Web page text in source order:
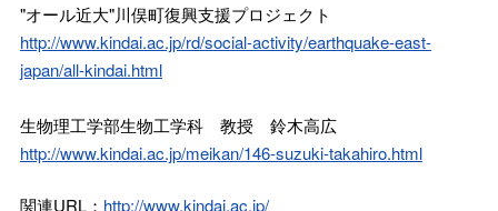
"オール近大"川俣町復興支援プロジェクト
http://www.kindai.ac.jp/rd/social-activity/earthquake-east-
japan/all-kindai.html
生物理工学部生物工学科 教授 鈴木高広
http://www.kindai.ac.jp/meikan/146-suzuki-takahiro.html
関連URL： http://www.kindai.ac.jp/